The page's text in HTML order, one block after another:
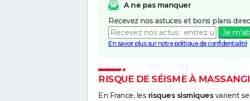
A ne pas manquer
Recevez nos astuces et bons plans
Je
En savoir plus sur notre politique de confidentialité
RISQUE DE SÉISME À
En France, les risques sismiquesvarient